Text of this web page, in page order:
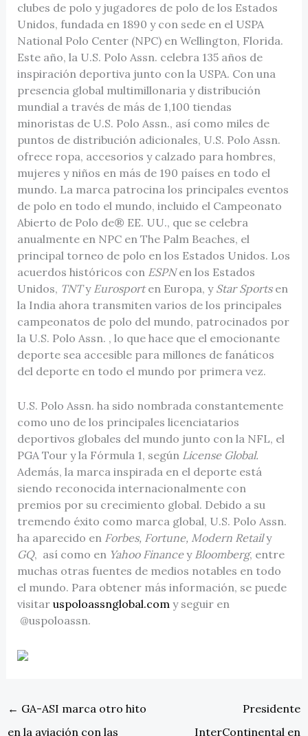
clubes de polo y jugadores de polo de los Estados
Unidos, fundada en 1890 y con sede en el USPA
National Polo Center (NPC) en Wellington, Florida.
Este año, la U.S. Polo Assn. celebra 135 años de
inspiración deportiva junto con la USPA. Con una
presencia global multimillonaria y distribución
mundial a través de más de 1,100 tiendas
minoristas de U.S. Polo Assn., así como miles de
puntos de distribución adicionales, U.S. Polo Assn.
ofrece ropa, accesorios y calzado para hombres,
mujeres y niños en más de 190 países en todo el
mundo. La marca patrocina los principales eventos
de polo en todo el mundo, incluido el Campeonato
Abierto de Polo de® EE. UU., que se celebra
anualmente en NPC en The Palm Beaches, el
principal torneo de polo en los Estados Unidos. Los
acuerdos históricos con ESPNen los Estados
Unidos, TNTy Eurosporten Europa, y Star Sports en
la India ahora transmiten varios de los principales
campeonatos de polo del mundo, patrocinados por
la U.S. Polo Assn. , lo que hace que el emocionante
deporte sea accesible para millones de fanáticos
del deporte en todo el mundo por primera vez.
U.S. Polo Assn. ha sido nombrada constantemente
como uno de los principales licenciatarios
deportivos globales del mundo junto con la NFL, el
PGA Tour y la Fórmula 1, según License Global.
Además, la marca inspirada en el deporte está
siendo reconocida internacionalmente con
premios por su crecimiento global. Debido a su
tremendo éxito como marca global, U.S. Polo Assn.
ha aparecido en Forbes, Fortune, Modern Retaily
GQ, así como en Yahoo FinanceyBloomberg, entre
muchas otras fuentes de medios notables en todo
el mundo. Para obtener más información, se puede
visitar uspoloassnglobal.com y seguir en
@uspoloassn.
← GA-ASI marca otro hito
en la aviación con las
Presidente
InterContinental en